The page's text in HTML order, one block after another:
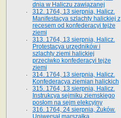
dnia w Haliczu zawiązanej
312. 1764, 13 sierpnia, Halicz.
Manifestacya szlachty halickiej z
recesem od konfederacyi tejże
ziemi
313. 1764, 13 sierpnia, Halicz.
Protestacya urzędników i
szlachty ziemi halickiej
przeciwko konfederacyi tejże
ziemi
314. 1764, 13 sierpnia, Halicz.
Konfederacya ziemian halickich
315. 1764, 13 sierpnia, Halicz.
Instrukcya sejmiku ziemskiego
posłom na sejm elekcyjny
316. 1764, 24 sierpnia, Żuków.
Uniwersał marszałka